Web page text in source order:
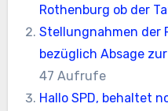
Rothenburg ob der
Stellungnahmen der
bezüglich Absage
47 Aufrufe
Hallo SPD, behaltet